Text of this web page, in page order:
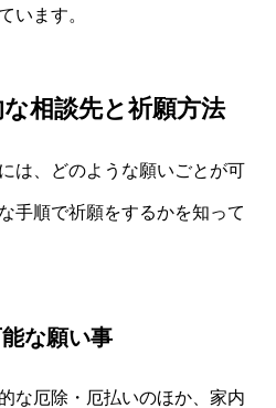
います。
相談先と祈願方法
は、どのような願いごとが可
手順で祈願をするかを知って
な願い事
な厄除・厄払いのほか、家内